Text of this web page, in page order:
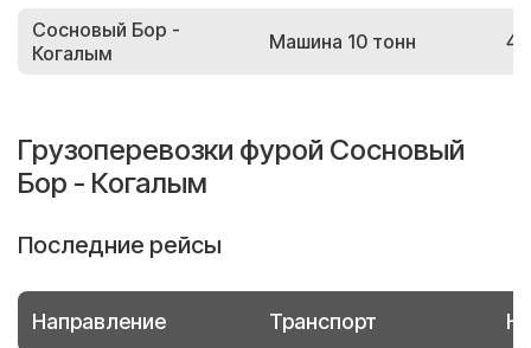
Сосновый Бор -
Когалым
Машина 10 тонн
Грузоперевозки фурой Сосновый
Бор - Когалым
Последние рейсы
Направление Транспорт